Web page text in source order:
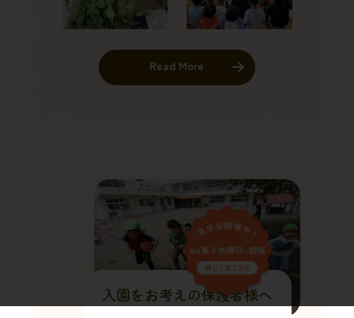
Read More
入園をお考えの保護者様へ